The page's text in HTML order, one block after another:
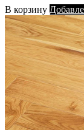
В корзину